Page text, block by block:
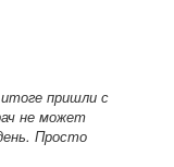
пришли с
не может
Просто